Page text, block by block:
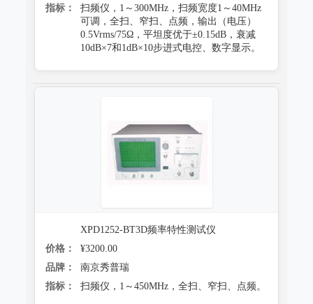
指标：
扫频仪，1～300MHz，扫频宽度1～40MHz
可调，全扫、窄扫、点频，输出（电压）
0.5Vrms/75Ω，平坦度优于±0.15dB，衰减
10dB×7和1dB×10步进式电控、数字显示。
XPD1252-BT3D频率特性测试仪
价格：
¥3200.00
品牌：
南京秀普瑞
指标：
扫频仪，1～450MHz，全扫、窄扫、点频。